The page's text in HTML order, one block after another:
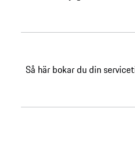
Så här bokar du din